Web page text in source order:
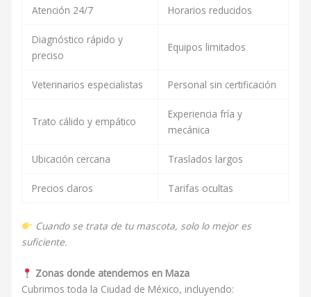
Atención 24/7 Horarios reducidos
Diagnóstico rápido y
preciso
Equipos limitados
Veterinarios especialistas Personal sin certificación
Trato cálido y empático
Experiencia fría y
mecánica
Ubicación cercana Traslados largos
Precios claros Tarifas ocultas
Cuando se trata de tu mascota, solo lo mejor es
suficiente.
Zonas donde atendemos en Maza
Cubrimos toda la Ciudad de México, incluyendo: